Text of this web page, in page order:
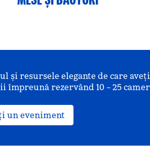
și resursele elegante de care
împreună rezervând 10 – 25
un eveniment